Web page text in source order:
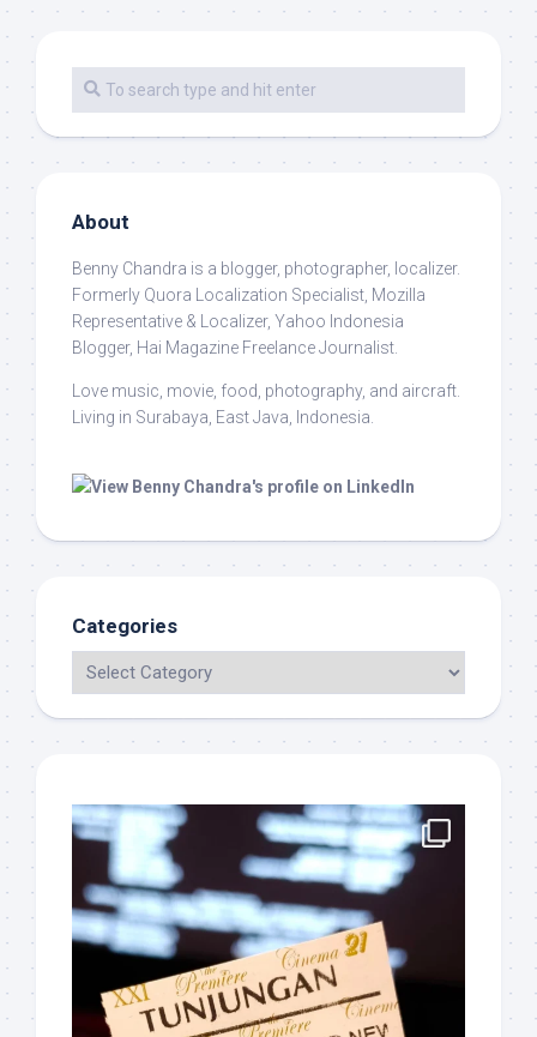
About
Benny Chandra is a blogger, photographer, localizer.
Formerly Quora Localization Specialist, Mozilla
Representative & Localizer, Yahoo Indonesia
Blogger, Hai Magazine Freelance Journalist.
Love music, movie, food, photography, and aircraft.
Living in Surabaya, East Java, Indonesia.
Categories